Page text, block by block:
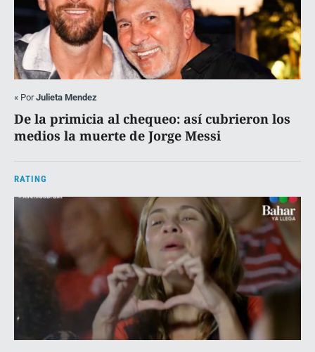
« PorJulieta Mendez
De la primicia al chequeo: así cubrieron los
medios la muerte de Jorge Messi
RATING